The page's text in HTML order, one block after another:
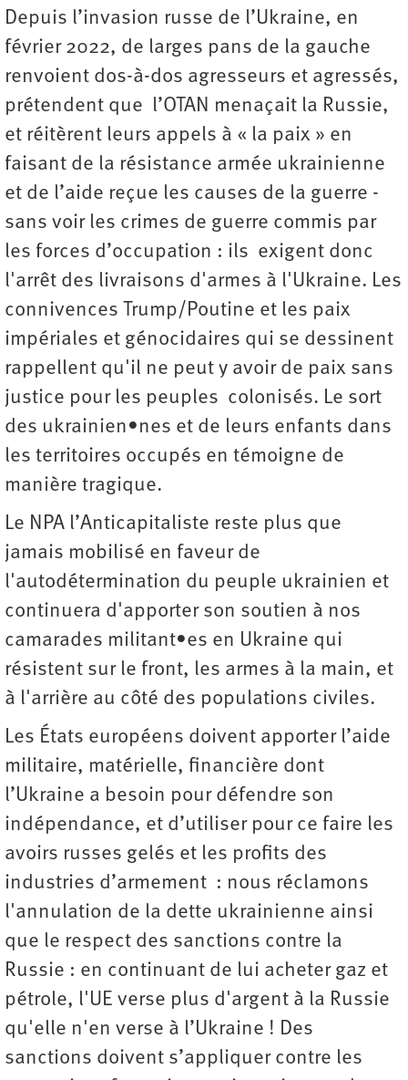
Depuis l’invasion russe de l’Ukraine, en
février 2022, de larges pans de la gauche
renvoient dos-à-dos agresseurs et agressés,
prétendent que l’OTAN menaçait la Russie,
et réitèrent leurs appels à « la paix » en
faisant de la résistance armée ukrainienne
et de l’aide reçue les causes de la guerre -
sans voir les crimes de guerre commis par
les forces d’occupation : ils exigent donc
l'arrêt des livraisons d'armes à l'Ukraine. Les
connivences Trump/Poutine et les paix
impériales et génocidaires qui se dessinent
rappellent qu'il ne peut y avoir de paix sans
justice pour les peuples colonisés. Le sort
des ukrainien•nes et de leurs enfants dans
les territoires occupés en témoigne de
manière tragique.
Le NPA l’Anticapitaliste reste plus que
jamais mobilisé en faveur de
l'autodétermination du peuple ukrainien et
continuera d'apporter son soutien à nos
camarades militant•es en Ukraine qui
résistent sur le front, les armes à la main, et
à l'arrière au côté des populations civiles.
Les États européens doivent apporter l’aide
militaire, matérielle, financière dont
l’Ukraine a besoin pour défendre son
indépendance, et d’utiliser pour ce faire les
avoirs russes gelés et les profits des
industries d’armement : nous réclamons
l'annulation de la dette ukrainienne ainsi
que le respect des sanctions contre la
Russie : en continuant de lui acheter gaz et
pétrole, l'UE verse plus d'argent à la Russie
qu'elle n'en verse à l’Ukraine ! Des
sanctions doivent s’appliquer contre les